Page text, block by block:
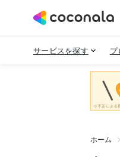
ホーム